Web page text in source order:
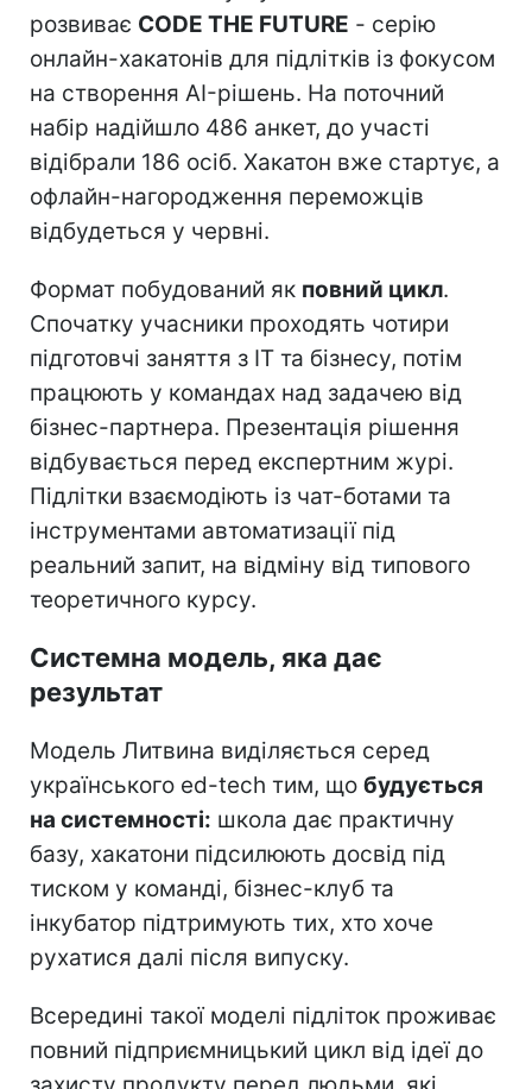
розвиває CODE THE FUTURE - серію
онлайн-хакатонів для підлітків із фокусом
на створення AI-рішень. На поточний
набір надійшло 486 анкет, до участі
відібрали 186 осіб. Хакатон вже стартує, а
офлайн-нагородження переможців
відбудеться у червні.
Формат побудований як повний цикл.
Спочатку учасники проходять чотири
підготовчі заняття з IT та бізнесу, потім
працюють у командах над задачею від
бізнес-партнера. Презентація рішення
відбувається перед експертним журі.
Підлітки взаємодіють із чат-ботами та
інструментами автоматизації під
реальний запит, на відміну від типового
теоретичного курсу.
Системна модель, яка дає
результат
Модель Литвина виділяється серед
українського ed-tech тим, що будується
на системності: школа дає практичну
базу, хакатони підсилюють досвід під
тиском у команді, бізнес-клуб та
інкубатор підтримують тих, хто хоче
рухатися далі після випуску.
Всередині такої моделі підліток проживає
повний підприємницький цикл від ідеї до